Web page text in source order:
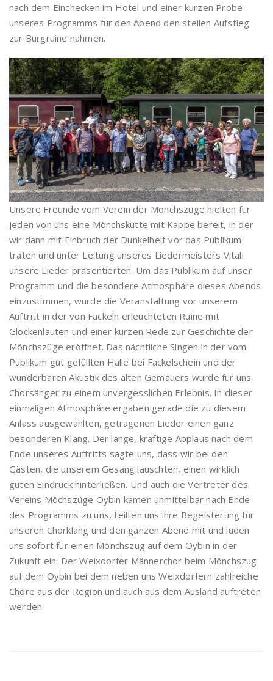
nach dem Einchecken im Hotel und einer kurzen Probe
unseres Programms für den Abend den steilen Aufstieg
zur Burgruine nahmen.
Unsere Freunde vom Verein der Mönchszüge hielten für
jeden von uns eine Mönchskutte mit Kappe bereit, in der
wir dann mit Einbruch der Dunkelheit vor das Publikum
traten und unter Leitung unseres Liedermeisters Vitali
unsere Lieder präsentierten. Um das Publikum auf unser
Programm und die besondere Atmosphäre dieses Abends
einzustimmen, wurde die Veranstaltung vor unserem
Auftritt in der von Fackeln erleuchteten Ruine mit
Glockenläuten und einer kurzen Rede zur Geschichte der
Mönchszüge eröffnet. Das nächtliche Singen in der vom
Publikum gut gefüllten Halle bei Fackelschein und der
wunderbaren Akustik des alten Gemäuers wurde für uns
Chorsänger zu einem unvergesslichen Erlebnis. In dieser
einmaligen Atmosphäre ergaben gerade die zu diesem
Anlass ausgewählten, getragenen Lieder einen ganz
besonderen Klang. Der lange, kräftige Applaus nach dem
Ende unseres Auftritts sagte uns, dass wir bei den
Gästen, die unserem Gesang lauschten, einen wirklich
guten Eindruck hinterließen. Und auch die Vertreter des
Vereins Möchszüge Oybin kamen unmittelbar nach Ende
des Programms zu uns, teilten uns ihre Begeisterung für
unseren Chorklang und den ganzen Abend mit und luden
uns sofort für einen Mönchszug auf dem Oybin in der
Zukunft ein. Der Weixdorfer Männerchor beim Mönchszug
auf dem Oybin bei dem neben uns Weixdorfern zahlreiche
Chöre aus der Region und auch aus dem Ausland auftreten
werden.